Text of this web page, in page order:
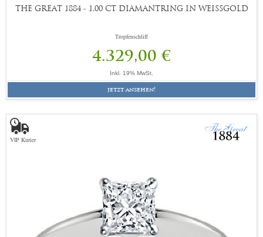
THE GREAT 1884 - 1,00 CT DIAMANTRING IN WEISSGOLD
Tropfenschliff
4.329,00 €
Inkl. 19% MwSt.
jetzt ansehen!
VIP Kurier